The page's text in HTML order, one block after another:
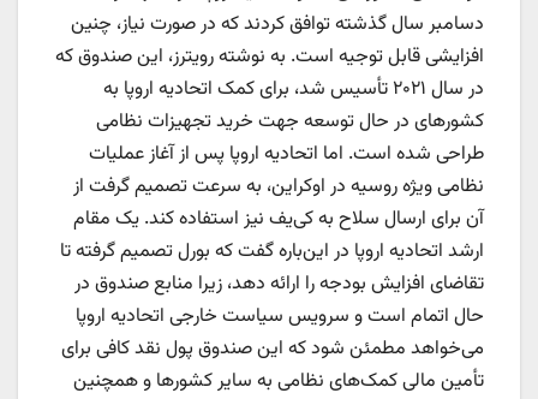
دسامبر سال گذشته توافق کردند که در صورت نیاز، چنین
افزایشی قابل توجیه است. به نوشته رویترز، این صندوق که
در سال ۲۰۲۱ تأسیس شد، برای کمک اتحادیه اروپا به
کشورهای در حال توسعه جهت خرید تجهیزات نظامی
طراحی شده است. اما اتحادیه اروپا پس از آغاز عملیات
نظامی ویژه روسیه در اوکراین، به سرعت تصمیم گرفت از
آن برای ارسال سلاح به کی‌یف نیز استفاده کند. یک مقام
ارشد اتحادیه اروپا در این‌باره گفت که بورل تصمیم گرفته تا
تقاضای افزایش بودجه را ارائه دهد، زیرا منابع صندوق در
حال اتمام است و سرویس سیاست خارجی اتحادیه اروپا
می‌خواهد مطمئن شود که این صندوق پول نقد کافی برای
تأمین مالی کمک‌های نظامی به سایر کشورها و همچنین